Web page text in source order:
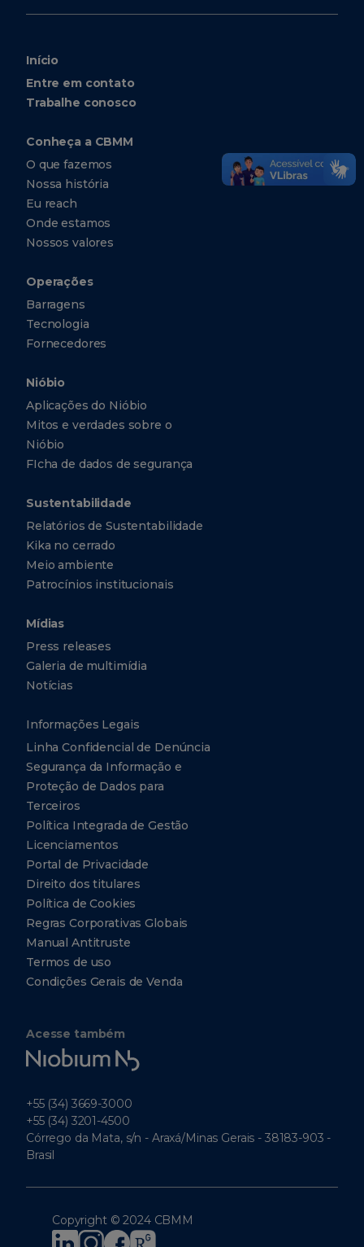
Início
Entre em contato
Trabalhe conosco
Conheça a CBMM
O que fazemos
Nossa história
Eu reach
Onde estamos
Nossos valores
Operações
Barragens
Tecnologia
Fornecedores
Nióbio
Aplicações do Nióbio
Mitos e verdades sobre o
Nióbio
FIcha de dados de segurança
Sustentabilidade
Relatórios de Sustentabilidade
Kika no cerrado
Meio ambiente
Patrocínios institucionais
Mídias
Press releases
Galeria de multimídia
Notícias
Informações Legais
Linha Confidencial de Denúncia
Segurança da Informação e
Proteção de Dados para
Terceiros
Política Integrada de Gestão
Licenciamentos
Portal de Privacidade
Direito dos titulares
Política de Cookies
Regras Corporativas Globais
Manual Antitruste
Termos de uso
Condições Gerais de Venda
Acesse também
Niobium
Tech
+55 (34) 3669-3000
+55 (34) 3201-4500
Córrego da Mata, s/n - Araxá/Minas Gerais - 38183-903 -
Brasil
Copyright © 2024 CBMM